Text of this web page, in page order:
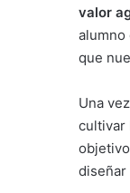
valor
alumno
que
Una
cultivar
diseñar